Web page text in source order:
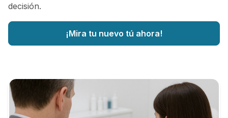
decisión.
¡Mira tu nuevo tú ahora!